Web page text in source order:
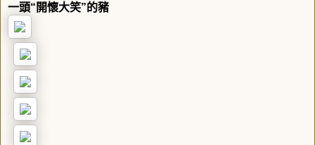
一頭“開懷大笑”的豬